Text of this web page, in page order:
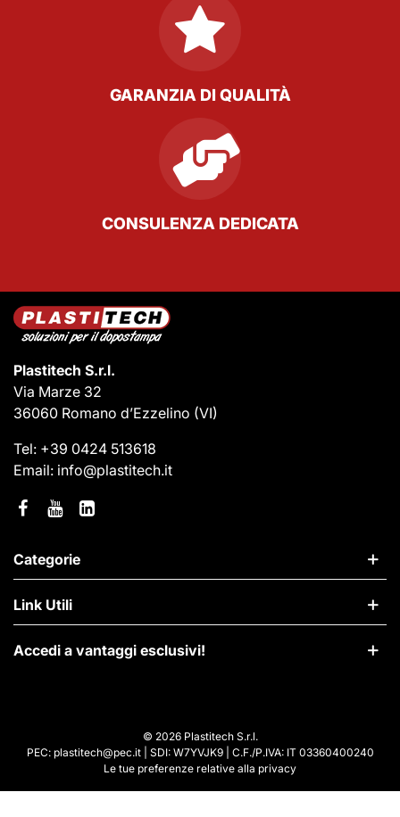
GARANZIA DI QUALITÀ
CONSULENZA DEDICATA
Plastitech S.r.l.
Via Marze 32
36060 Romano d’Ezzelino (VI)
Tel: +39 0424 513618
Email: info@plastitech.it
Categorie
Link Utili
Accedi a vantaggi esclusivi!
© 2026 Plastitech S.r.l.
PEC: plastitech@pec.it | SDI: W7YVJK9 | C.F./P.IVA: IT 03360400240
Le tue preferenze relative alla privacy